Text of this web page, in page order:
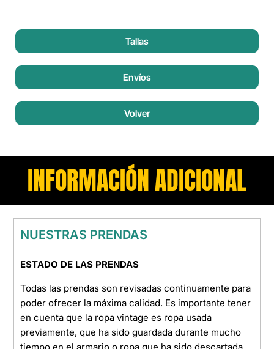
Tallas
Envíos
Volver
INFORMACIÓN ADICIONAL
NUESTRAS PRENDAS
ESTADO DE LAS PRENDAS
Todas las prendas son revisadas continuamente para
poder ofrecer la máxima calidad. Es importante tener
en cuenta que la ropa vintage es ropa usada
previamente, que ha sido guardada durante mucho